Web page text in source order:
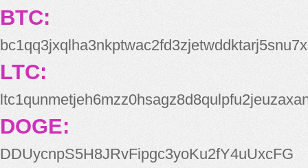
BTC:
bc1qq3jxqlha3nkptwac2fd3zjetwddktarj5snu7x
LTC:
DOGE:
DDUycnpS5H8JRvFipgc3yoKu2fY4uUxcFG